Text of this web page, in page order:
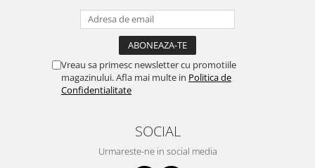
Vreau sa primesc newsletter cu promotiile
magazinului. Afla mai multe in Politica de
Confidentialitate
SOCIAL
Urmareste-ne in social media